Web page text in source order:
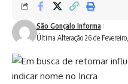
Última Alteração 26 de Fevereiro,
São Gonçalo Informa